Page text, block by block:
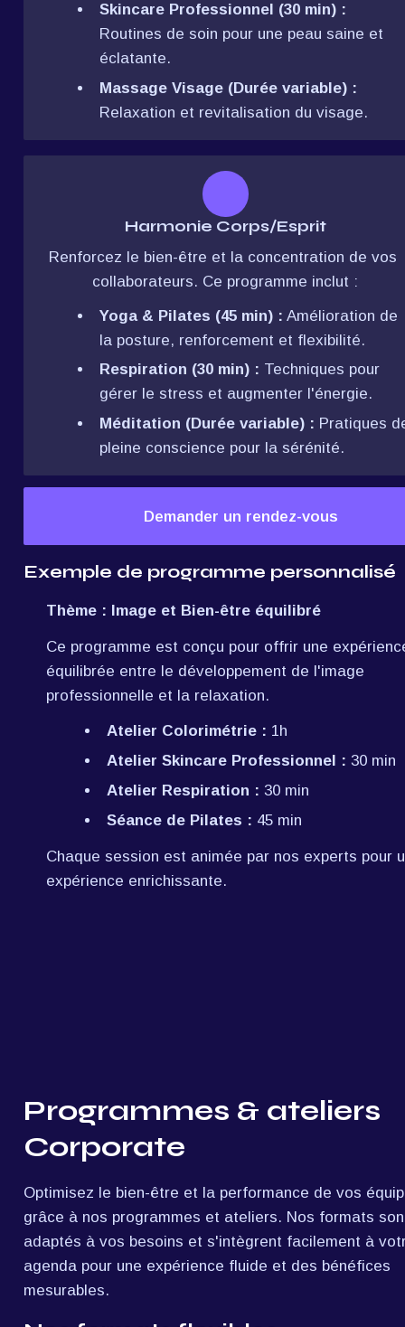
Skincare Professionnel (30 min) :
Routines de soin pour une peau saine et
éclatante.
Massage Visage (Durée variable) :
Relaxation et revitalisation du visage.
Harmonie Corps/Esprit
Renforcez le bien-être et la concentration de vos
collaborateurs. Ce programme inclut :
Yoga & Pilates (45 min) : Amélioration de
la posture, renforcement et flexibilité.
Respiration (30 min) : Techniques pour
gérer le stress et augmenter l'énergie.
Méditation (Durée variable) : Pratiques
pleine conscience pour la sérénité.
Demander un rendez-vous
Exemple de programme personnalisé
Thème : Image et Bien-être équilibré
Ce programme est conçu pour offrir une
équilibrée entre le développement de l'image
professionnelle et la relaxation.
Atelier Colorimétrie : 1h
Atelier Skincare Professionnel : 30 min
Atelier Respiration : 30 min
Séance de Pilates : 45 min
Chaque session est animée par nos experts pour
expérience enrichissante.
Programmes & ateliers
Corporate
Optimisez le bien-être et la performance de vos
grâce à nos programmes et ateliers. Nos formats
adaptés à vos besoins et s'intègrent facilement à
agenda pour une expérience fluide et des bénéfices
mesurables.